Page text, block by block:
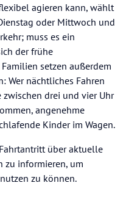
agieren kann, wählt
oder Mittwoch und
muss es ein
der frühe
setzen außerdem
Wer nächtliches Fahren
drei und vier Uhr
angenehme
Kinder im Wagen.
über aktuelle
zu informieren, um
zu können.